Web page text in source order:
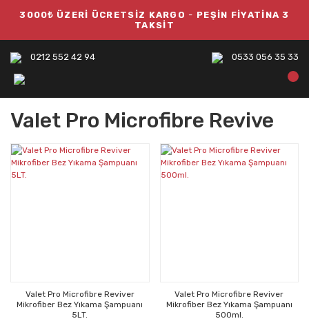
3000₺ ÜZERİ ÜCRETSİZ KARGO - PEŞİN FİYATİNA 3
TAKSİT
0212 552 42 94 0533 056 35 33
Valet Pro Microfibre Revive
Valet Pro Microfibre Reviver
Mikrofiber Bez Yıkama Şampuanı
5LT.
Valet Pro Microfibre Reviver
Mikrofiber Bez Yıkama Şampuanı
500ml.